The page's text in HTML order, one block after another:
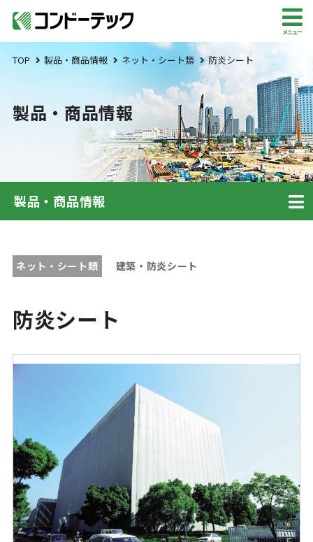
メニュー
TOP 製品・商品情報 ネット・シート類 防炎シート
製品・商品情報
製品・商品情報
ネット・シート類 建築・防炎シート
防炎シート